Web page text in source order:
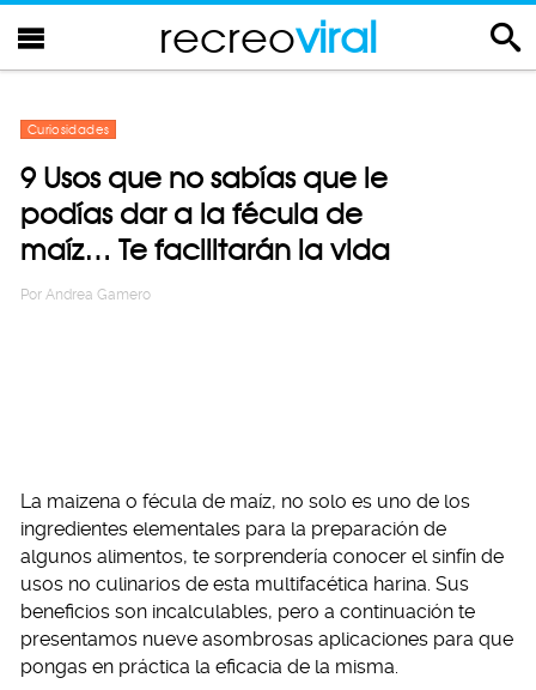
recreoviral
Curiosidades
9 Usos que no sabías que le
podías dar a la fécula de
maíz… Te facilitarán la vida
Por Andrea Gamero
La maizena o fécula de maíz, no solo es uno de los
ingredientes elementales para la preparación de
algunos alimentos, te sorprendería conocer el sinfín de
usos no culinarios de esta multifacética harina. Sus
beneficios son incalculables, pero a continuación te
presentamos nueve asombrosas aplicaciones para que
pongas en práctica la eficacia de la misma.